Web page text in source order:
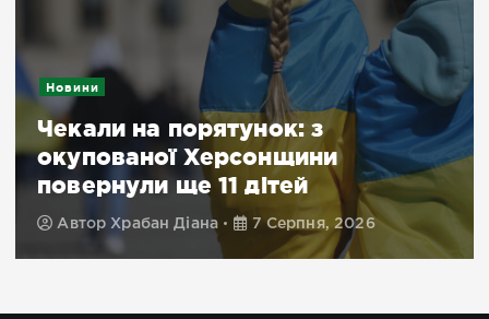
Новини
Чекали на порятунок: з
окупованої Херсонщини
повернули ще 11 дітей
Автор Храбан Діана 7 Серпня, 2026